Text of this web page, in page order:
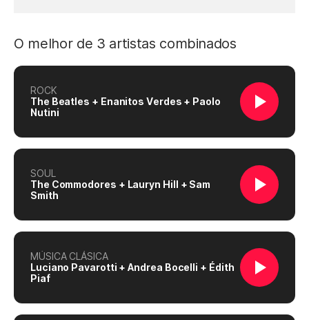
O melhor de 3 artistas combinados
ROCK
The Beatles + Enanitos Verdes + Paolo
Nutini
SOUL
The Commodores + Lauryn Hill + Sam
Smith
MÚSICA CLÁSICA
Luciano Pavarotti + Andrea Bocelli + Édith
Piaf